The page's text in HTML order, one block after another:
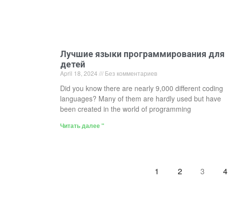
Лучшие языки программирования для
детей
April 18, 2024 Без комментариев
Did you know there are nearly 9,000 different coding
languages? Many of them are hardly used but have
been created in the world of programming
Читать далее "
1 2 3 4